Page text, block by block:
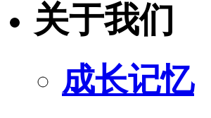
关于我们
成长记忆